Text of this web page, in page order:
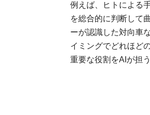
例えば、ヒトによる
を総合的に判断して
ーが認識した対向車
イミングでどれほど
重要な役割をAIが担う